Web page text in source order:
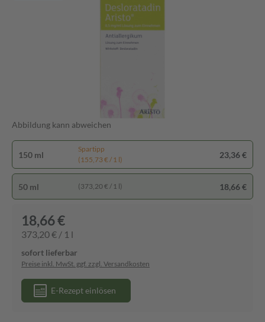
Abbildung kann abweichen
150 ml
Spartipp
(155,73 € / 1 l)
23,36 €
50 ml (373,20 € / 1 l) 18,66 €
18,66 €
373,20 € / 1 l
sofort lieferbar
Preise inkl. MwSt. ggf. zzgl. Versandkosten
E-Rezept einlösen